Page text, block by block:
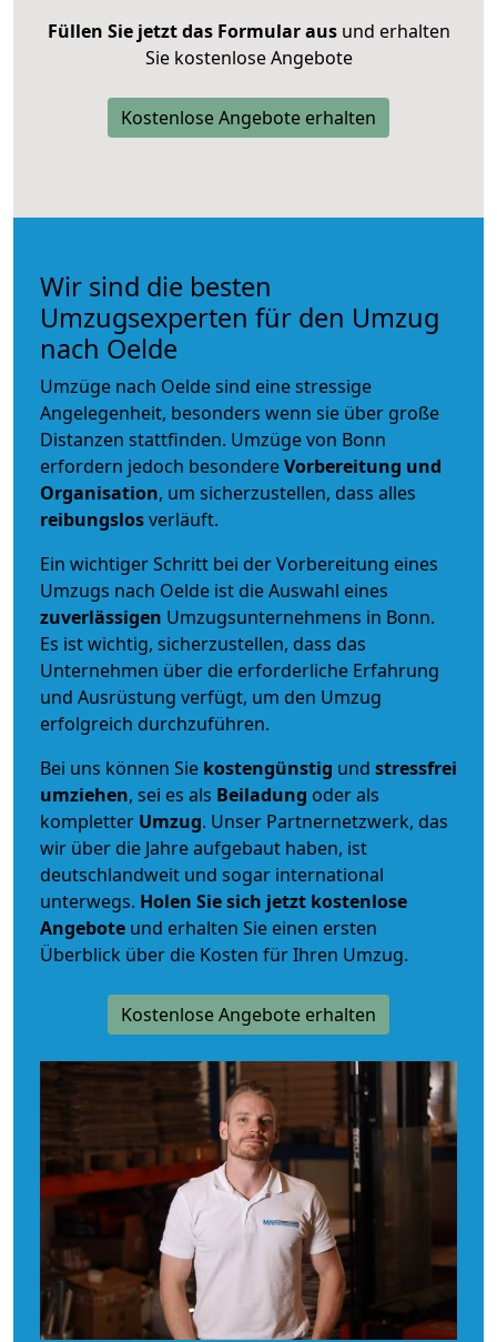
Füllen Sie jetzt das Formular ausund erhalten
Sie kostenlose Angebote
Kostenlose Angebote erhalten
Wir sind die besten
Umzugsexperten für den Umzug
nach Oelde
Umzüge nach Oelde sind eine stressige
Angelegenheit, besonders wenn sie über große
Distanzen stattfinden. Umzüge von Bonn
erfordern jedoch besondereVorbereitung und
Organisation, um sicherzustellen, dass alles
reibungslosverläuft.
Ein wichtiger Schritt bei der Vorbereitung eines
Umzugs nach Oelde ist die Auswahl eines
zuverlässigen Umzugsunternehmens in Bonn.
Es ist wichtig, sicherzustellen, dass das
Unternehmen über die erforderliche Erfahrung
und Ausrüstung verfügt, um den Umzug
erfolgreich durchzuführen.
Bei uns können Sie kostengünstig und stressfrei
umziehen, sei es als Beiladung oder als
kompletter Umzug. Unser Partnernetzwerk, das
wir über die Jahre aufgebaut haben, ist
deutschlandweit und sogar international
unterwegs. Holen Sie sich jetzt kostenlose
Angebote und erhalten Sie einen ersten
Überblick über die Kosten für Ihren Umzug.
Kostenlose Angebote erhalten